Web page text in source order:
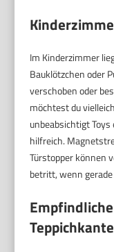
Im Kinderzimmer
Bauklötzchen oder
verschoben oder
möchtest du
unbeabsichtigt
hilfreich.
Türstopper können
betritt, wenn